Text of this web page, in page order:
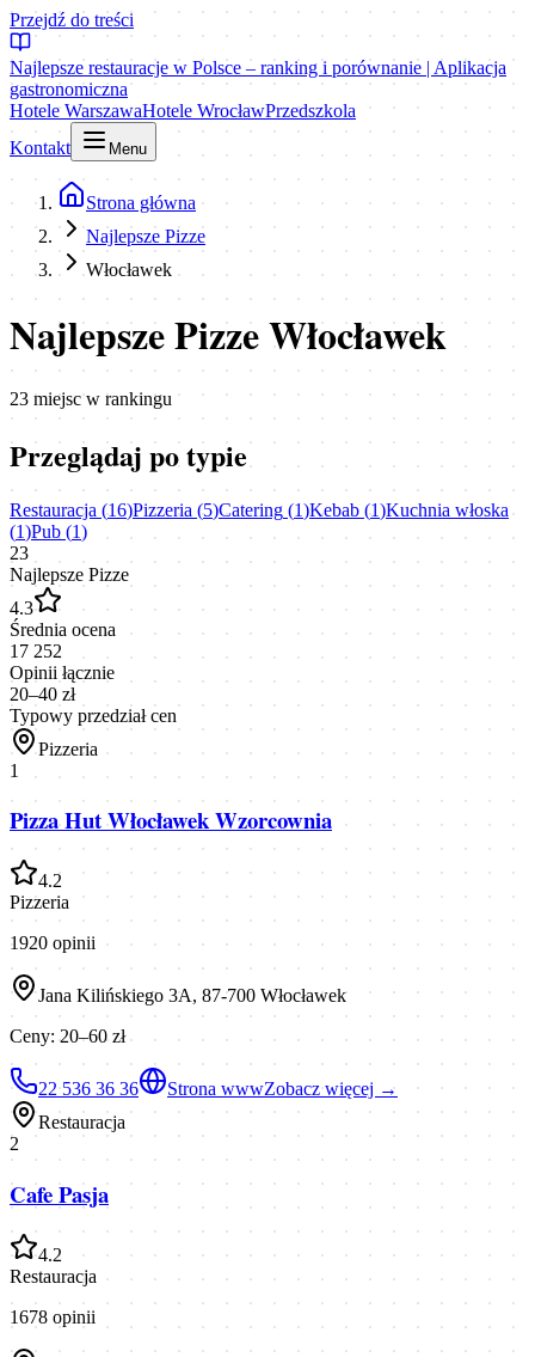
Przejdź do treści
Najlepsze restauracje w Polsce – ranking i porównanie | Aplikacja
gastronomiczna
Hotele WarszawaHotele WrocławPrzedszkola
Kontakt
Menu
Strona główna
Najlepsze Pizze
Włocławek
Najlepsze Pizze Włocławek
23 miejscw rankingu
Przeglądaj po typie
Restauracja (16)Pizzeria (5)Catering (1)Kebab (1)Kuchnia włoska
(1)Pub (1)
23
Najlepsze Pizze
4.3
Średnia ocena
17 252
Opinii łącznie
20–40 zł
Typowy przedział cen
Pizzeria
1
Pizza Hut Włocławek Wzorcownia
4.2
Pizzeria
1920 opinii
Jana Kilińskiego 3A, 87-700 Włocławek
Ceny:20–60 zł
22 536 36 36 Strona wwwZobacz więcej →
Restauracja
2
Cafe Pasja
4.2
Restauracja
1678 opinii